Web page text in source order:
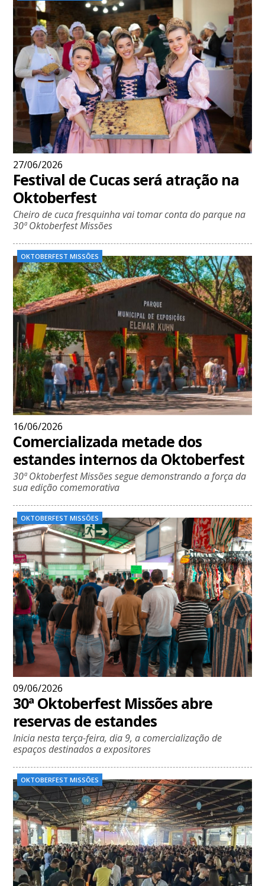
27/06/2026
Festival de Cucas será atração na
Oktoberfest
Cheiro de cuca fresquinha vai tomar conta do parque na
30ª Oktoberfest Missões
OKTOBERFEST MISSÕES
16/06/2026
Comercializada metade dos
estandes internos da Oktoberfest
30ª Oktoberfest Missões segue demonstrando a força da
sua edição comemorativa
OKTOBERFEST MISSÕES
09/06/2026
30ª Oktoberfest Missões abre
reservas de estandes
Inicia nesta terça-feira, dia 9, a comercialização de
espaços destinados a expositores
OKTOBERFEST MISSÕES